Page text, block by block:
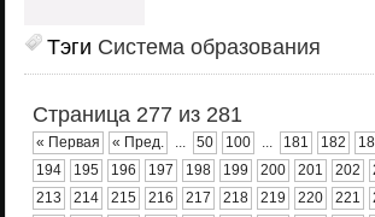
Тэги Система образования
Страница 277 из 281
« Первая « Пред. ... 50 100 ... 181 182
194
195 196 197 198 199 200 201 202
213
214 215 216 217 218 219 220 221